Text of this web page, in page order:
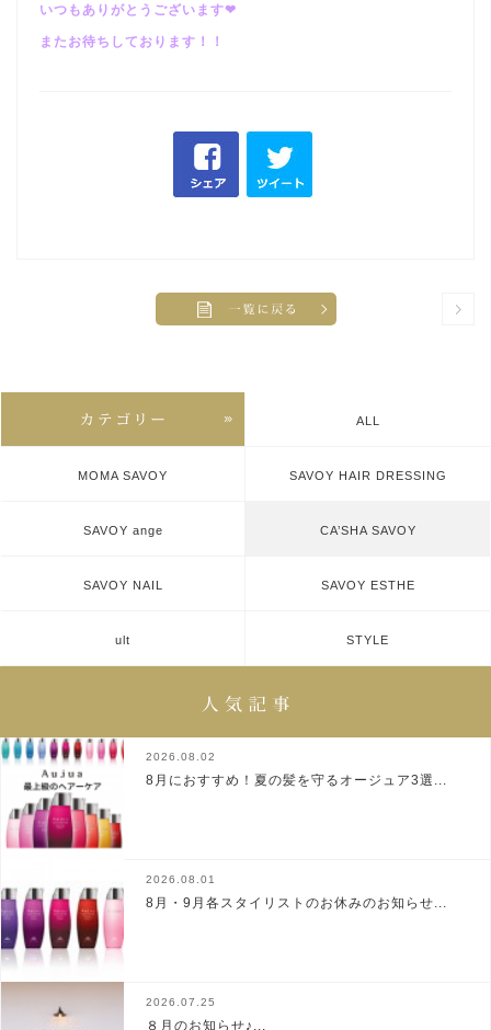
いつもありがとうございます❤︎
またお待ちしております！！
ALL
MOMA SAVOY SAVOY HAIR DRESSING
SAVOY ange CA’SHA SAVOY
SAVOY NAIL SAVOY ESTHE
ult STYLE
2026.08.02
8月におすすめ！夏の髪を守るオージュア3選...
2026.08.01
8月・9月各スタイリストのお休みのお知らせ...
2026.07.25
８月のお知らせ♪...